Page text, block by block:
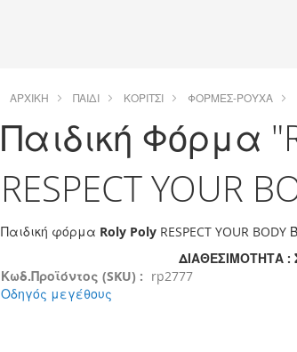
ΑΡΧΙΚΉ ΠΑΙΔΊ ΚΟΡΊΤΣΙ ΦΌΡΜΕΣ-ΡΟΎΧΑ
Παιδική Φόρμα
RESPECT YOUR
Παιδική φόρμα Roly Poly RESPECT YOUR
ΔΙΑΘΕΣΙΜΌΤΗΤΑ :
Κωδ.Προϊόντος (SKU) : rp2777
Οδηγός μεγέθους